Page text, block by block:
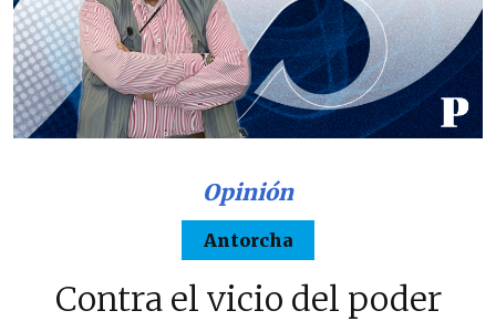
Opinión
Antorcha
Contra el vicio del poder